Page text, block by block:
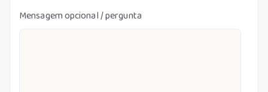
Mensagem opcional / pergunta